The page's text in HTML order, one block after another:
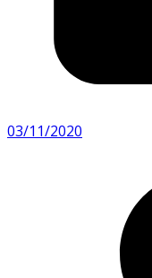
03/11/2020